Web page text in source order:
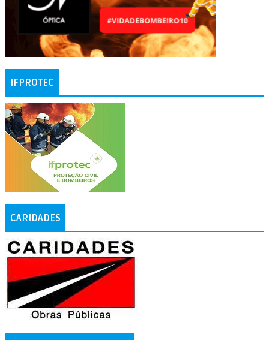
IFPROTEC
CARIDADES